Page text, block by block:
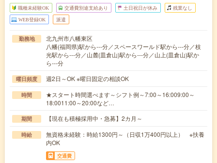
職種未経験OK 交通費別途支給あり 土日祝日が休み 残業なし
WEB登録OK 派遣
勤務地
北九州市八幡東区
八幡(福岡県)駅から---分／スペースワールド駅から---分／枝
光駅から---分／山麓(皿倉山)駅から---分／山上(皿倉山)駅か
ら---分
曜日頻度 週2日～OK ※曜日固定の相談OK
時間
★スタート時間選べます～シフト例～7:00～16:009:00～
18:0011:00～20:00など…
期間 【現在も積極採用中・急募】2カ月～
時給
無資格未経験：時給1300円～（日収1万400円以上） ※扶養
内OK
交通費